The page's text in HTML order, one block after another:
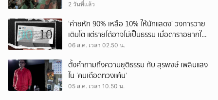
2 วันที่แล้ว
‘ค่ายหัก 90% เหลือ 10% ให้นักแสดง’ วงการวาย
เติบโต แต่รายได้อาจไม่เป็นธรรม เมื่อดาราอยากให้มี
‘สัญญามาตรฐาน’
06 ส.ค. เวลา 02.50 น.
ตั้งคำถามถึงความยุติธรรม กับ สุรพงษ์ เพลินแสง
ใน ‘คนเดือดทวงแค้น’
05 ส.ค. เวลา 10.50 น.